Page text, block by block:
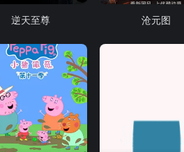
逆天至尊 沧元图